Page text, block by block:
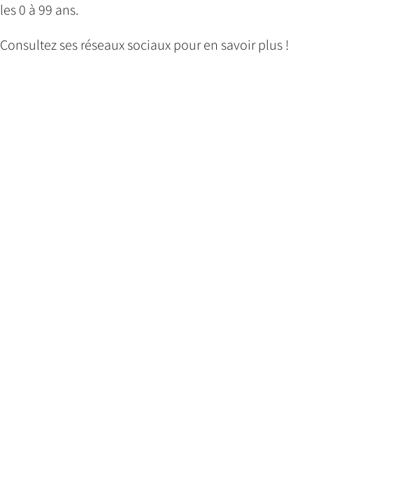
les 0 à 99 ans.
Consultez ses réseaux sociaux pour en savoir plus !